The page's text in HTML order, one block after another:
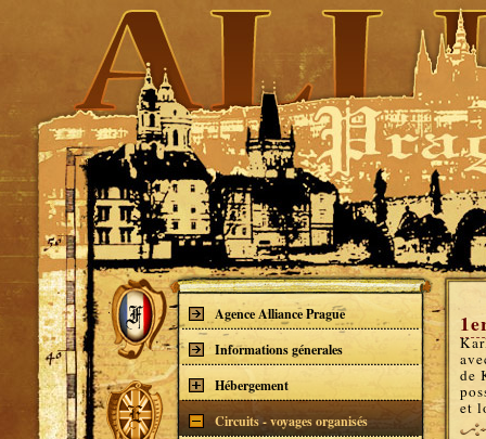
de
et
Agence Alliance Prague
Informations génerales
Hébergement
Circuits - voyages organisés